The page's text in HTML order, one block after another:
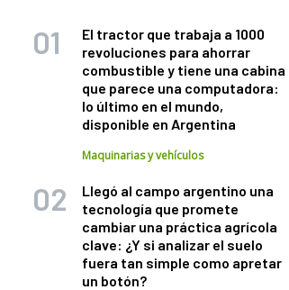
El tractor que trabaja a 1000
revoluciones para ahorrar
combustible y tiene una cabina
que parece una computadora:
lo último en el mundo,
disponible en Argentina
Maquinarias y vehículos
Llegó al campo argentino una
tecnología que promete
cambiar una práctica agrícola
clave: ¿Y si analizar el suelo
fuera tan simple como apretar
un botón?